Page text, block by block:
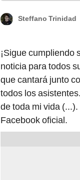
Steffano Trinidad
¡Sigue cumpliendo
noticia para todos
que cantará junto
todos los
de toda mi vida
Facebook oficial.